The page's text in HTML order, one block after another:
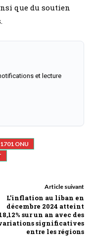
que du soutien
et lecture
ONU
Article suivant
L’inflation au liban en
décembre 2024 atteint
18,12% sur un an avec des
significatives
entre les régions